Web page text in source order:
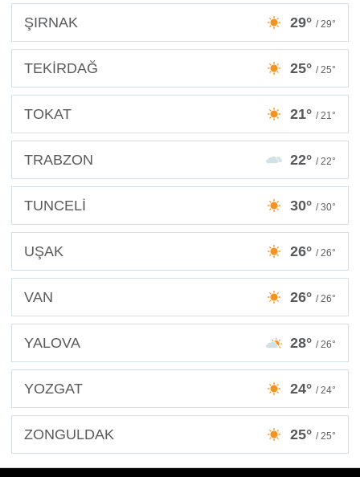
ŞIRNAK 29° / 29°
TEKİRDAĞ 25° / 25°
TOKAT 21° / 21°
TRABZON 22° / 22°
TUNCELİ 30° / 30°
UŞAK 26° / 26°
VAN 26° / 26°
YALOVA 28° / 26°
YOZGAT 24° / 24°
ZONGULDAK 25° / 25°